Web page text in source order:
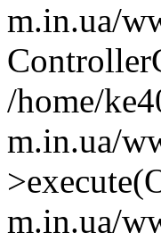
m.in.ua/
/home/
m.in.ua/
m.in.ua/